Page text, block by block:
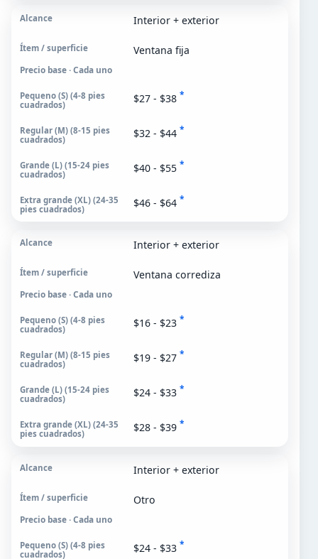
Interior + exterior
Ventana fija
Precio base · Cada uno
$27 - $38 *
$32 - $44 *
$40 - $55 *
$46 - $64 *
Interior + exterior
Ventana corrediza
Precio base · Cada uno
$16 - $23 *
$19 - $27 *
$24 - $33 *
$28 - $39 *
Interior + exterior
Otro
Precio base · Cada uno
$24 - $33 *